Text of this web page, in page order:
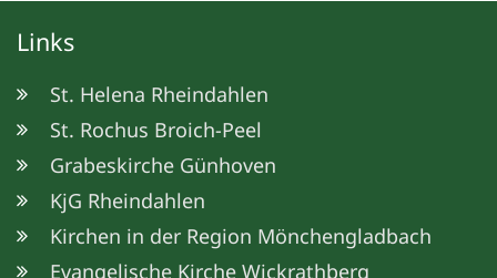
Links
St. Helena Rheindahlen
St. Rochus Broich-Peel
Grabeskirche Günhoven
KjG Rheindahlen
Kirchen in der Region Mönchengladbach
Evangelische Kirche Wickrathberg